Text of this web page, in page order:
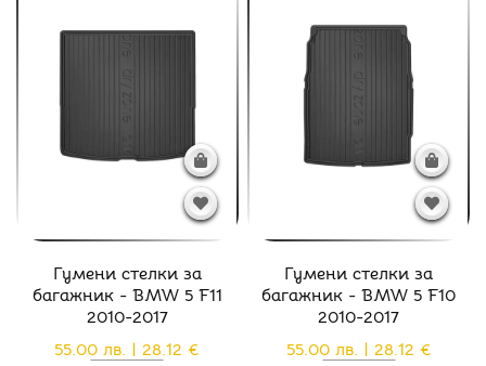
Гумени стелки за
багажник - BMW 5 F11
2010-2017
55.00 лв. | 28.12 €
Гумени стелки за
багажник - BMW 5 F10
2010-2017
55.00 лв. | 28.12 €